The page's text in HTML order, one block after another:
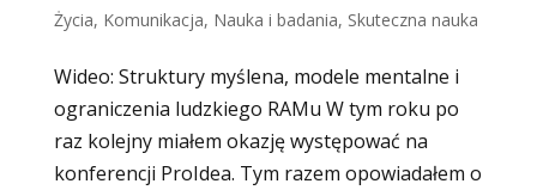
Życia, Komunikacja, Nauka i badania, Skuteczna nauka
Wideo: Struktury myślena, modele mentalne i
ograniczenia ludzkiego RAMu W tym roku po
raz kolejny miałem okazję występować na
konferencji ProIdea. Tym razem opowiadałem o